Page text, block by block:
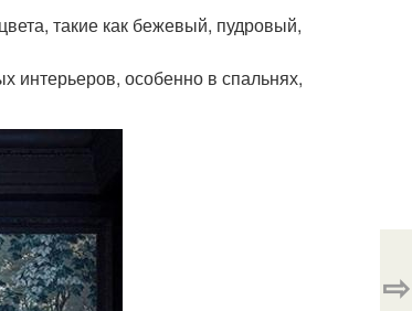
такие как бежевый, пудровый,
интерьеров, особенно в спальнях,
⇨